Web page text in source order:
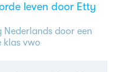
leven door Etty
Nederlands door een
klas vwo